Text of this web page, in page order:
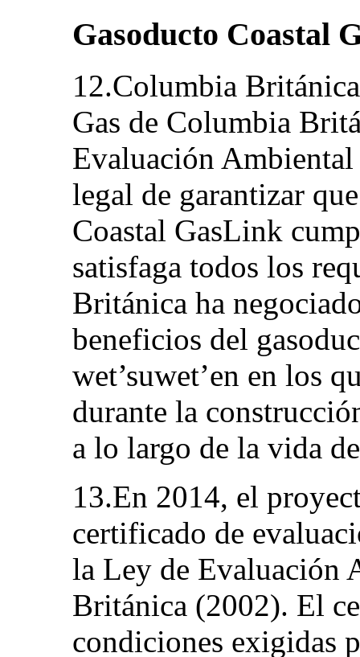
Gasoducto Coastal
12.Columbia
Gas de Columbia
Evaluación
legal de garantizar
Coastal GasLink
satisfaga todos los
Británica ha
beneficios del
wet’suwet’en en los
durante la
a lo largo de la vida
13.En 2014, el
certificado de
la Ley de Evaluación
Británica (2002). El
condiciones exigidas